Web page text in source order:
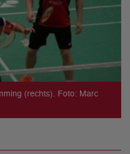
(rechts). Foto: Marc